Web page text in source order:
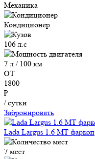
Механика
Кондиционер
106 л.с
7 л / 100 км
ОТ
1800
₽
/ сутки
Забронировать
Lada Largus 1.6 MT фаркоп
7 мест